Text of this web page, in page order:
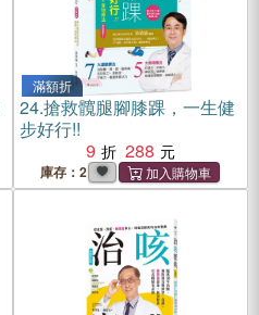
滿額折
24.搶救髖腿腳膝踝，一生健
步好行!!
9
288
庫存：2